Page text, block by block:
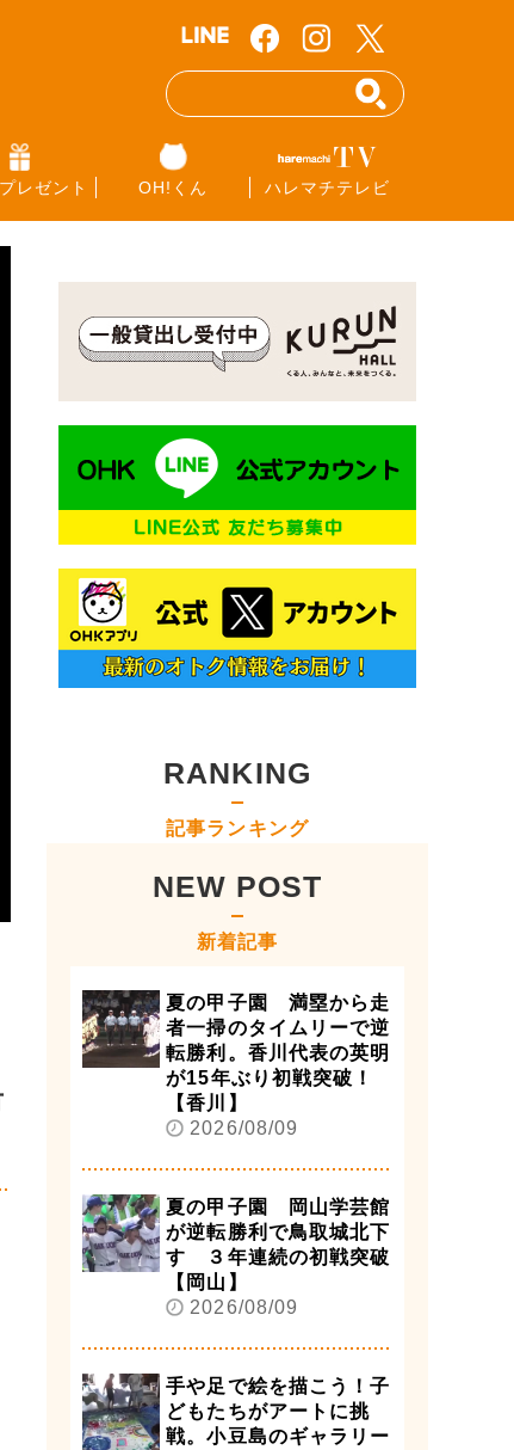
レゼント OH!くん ハレマチテレビ
RANKING
記事ランキング
NEW POST
新着記事
夏の甲子園 満塁から走
者一掃のタイムリーで逆
転勝利。香川代表の英明
が15年ぶり初戦突破！
【香川】
2026/08/09
夏の甲子園 岡山学芸館
が逆転勝利で鳥取城北下
す ３年連続の初戦突破
【岡山】
2026/08/09
手や足で絵を描こう！子
どもたちがアートに挑
戦。小豆島のギャラリー